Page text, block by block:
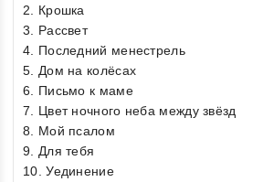
2. Крошка
3. Рассвет
4. Последний менестрель
5. Дом на колёсах
6. Письмо к маме
7. Цвет ночного неба между звёзд
8. Мой псалом
9. Для тебя
10. Уединение